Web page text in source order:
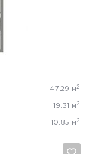
47.29 м 2
19.31 м 2
10.85 м 2